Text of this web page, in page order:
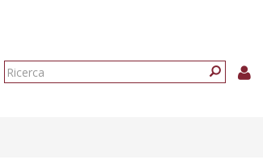
Form